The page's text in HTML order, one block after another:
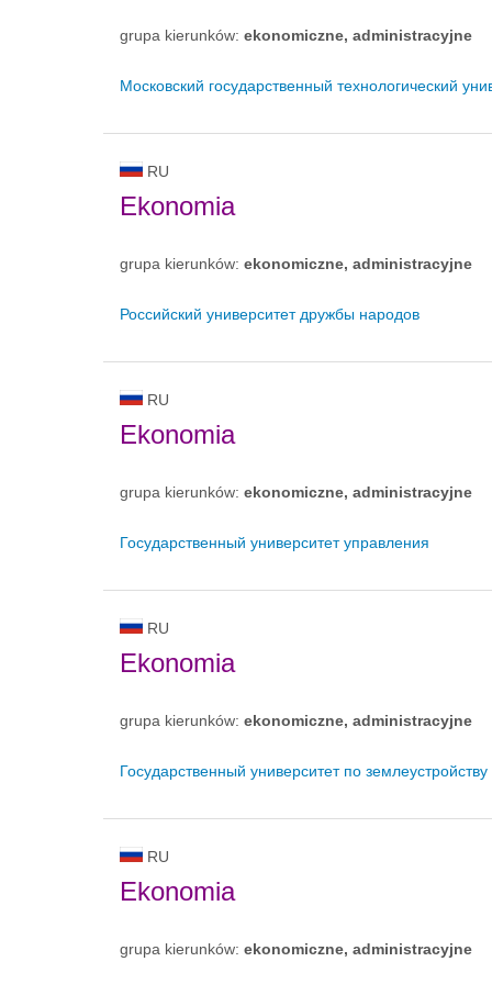
grupa kierunków: ekonomiczne, administracyjne
Московский государственный технологический
RU
Ekonomia
grupa kierunków: ekonomiczne, administracyjne
Российский университет дружбы народов
RU
Ekonomia
grupa kierunków: ekonomiczne, administracyjne
Государственный университет управления
RU
Ekonomia
grupa kierunków: ekonomiczne, administracyjne
Государственный университет по землеустройству
RU
Ekonomia
grupa kierunków: ekonomiczne, administracyjne